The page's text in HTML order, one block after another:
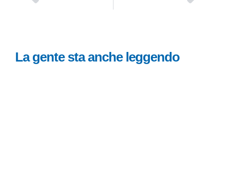
La gente sta anche leggendo